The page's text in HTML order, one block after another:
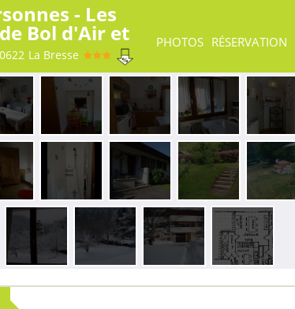
- Les
Bol d'Air et
La Bresse
PHOTOS RÉSERVATION